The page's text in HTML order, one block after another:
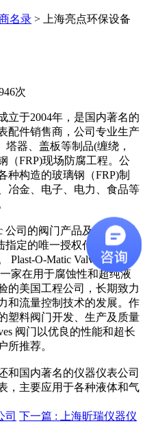
名录 >
上海亮点环保设备
次
立于2004年，是国内著名的
配件销售商，公司专业生产
器、盖板等制品(缠绕，
（FRP)现场防腐工程。公
种构造的玻璃钢（FRP)制
冶金、电子、电力、食品等
公司的阀门产品及控制，是
指定的唯一授权代理及售后
Plast-O-Matic Valves 于
家在用于腐蚀性和超纯液
的美国工程公司，长期致力
和流量控制技术的发展。作
塑料阀门开发、生产及质量
阀门以优良的性能和超长
所推荐。
和国内著名的仪器仪表公司
，主要应用于各种液体和气
司 下一篇 :
上海昕瑞仪器仪